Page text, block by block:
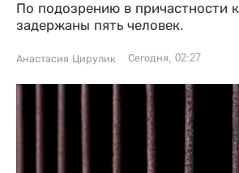
По подозрению в причастности
задержаны пять человек.
Анастасия Цирулик Сегодня, 02:27